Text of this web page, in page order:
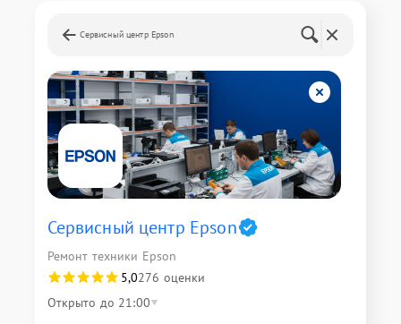
Сервисный центр Epson
Сервисный центр Epson
Ремонт техники Epson
5,0276 оценки
Открыто до 21:00